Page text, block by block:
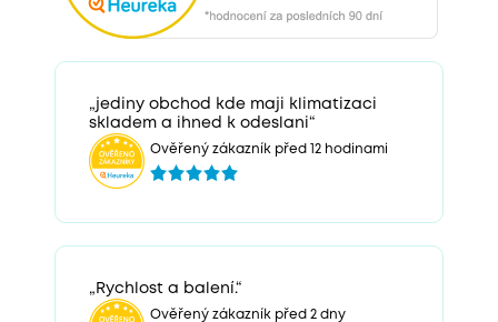
„jediny obchod kde maji klimatizaci
skladem a ihned k odeslani“
Ověřený zákazník před 12 hodinami
„Rychlost a balení.“
Ověřený zákazník před 2 dny